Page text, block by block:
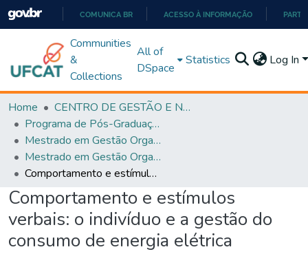
PARA
O
COMUNICA BR ACESSO À INFORMAÇÃO
Communities
&
Collections
All of
DSpace
Statistics Log In
Home
CENTRO DE GESTÃO E NEGÓCIOS
Programa de Pós-Graduação em Gestão Organizacional (PPGGO)
Mestrado em Gestão Organizacional - PPGGO
Mestrado em Gestão Organizacional - PPGGO
Comportamento e estímulos verbais: o indivíduo e a gestão do consumo de energia elétrica
Comportamento e estímulos
verbais: o indivíduo e a gestão do
consumo de energia elétrica